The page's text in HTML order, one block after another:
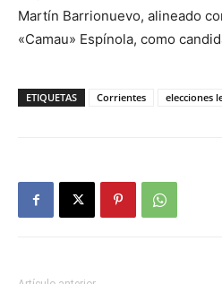
Martín Barrionuevo, alineado
«Camau» Espínola, como
ETIQUETAS Corrientes elecciones